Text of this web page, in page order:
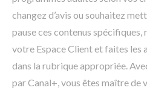
changez d’avis ou souhaitez
pause ces contenus
votre Espace Client et faites les
dans la rubrique appropriée.
par Canal+, vous êtes maître de